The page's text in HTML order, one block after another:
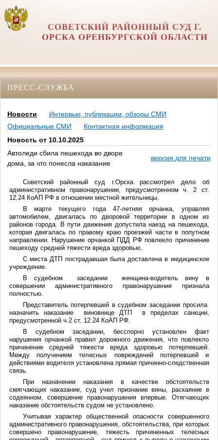
СОВЕТСКИЙ РАЙОННЫЙ СУД Г.
ОРСКА ОРЕНБУРГСКОЙ ОБЛАСТИ
ПРЕСС-СЛУЖБА
Новости
Интервью, публикации, обзоры СМИ
Официальные СМИ
Контактная информация
Новость от 10.10.2025
Автоледи сбила пешехода во дворе
дома, за что понесла наказание
версия для печати
Советский районный суд г.Орска рассмотрел дело об
административном правонарушении, предусмотренном ч. 2 ст.
12.24 КоАП РФ в отношении местной жительницы.
В марте текущего года 47-летняя орчанка, управляя
автомобилем, двигалась по дворовой территории в одном из
районов города. В пути движения допустила наезд на пешехода,
которая двигалась по правому краю проезжей части в попутном
направлении. Нарушение орчанкой ПДД РФ повлекло причинение
пешеходу средней тяжести вреда здоровью.
С места ДТП пострадавшая была доставлена в медицинское
учреждение.
В судебном заседании женщина-водитель вину в
совершении административного правонарушения признала
полностью.
Представитель потерпевшей в судебном заседании просила
назначить наказание виновнице ДТП в пределах санкции,
предусмотренной ч.2 ст. 12.24 КоАП РФ.
В судебном заседании, бесспорно установлен факт
нарушения орчанкой правил дорожного движения, что повлекло
причинение средней тяжести вреда здоровью потерпевшей.
Между получением телесных повреждений потерпевшей и
действиями водителя установлена прямая причинно-следственная
связь.
При назначении наказания в качестве обстоятельств
смягчающих наказание, суд учел признание вины, раскаяние в
содеянном, совершение правонарушения впервые. Отягчающих
наказание обстоятельств судом не установлено.
Учитывая характер общественной опасности совершенного
административного правонарушения, обстоятельства, при которых
совершено правонарушение, тяжесть причиненных телесных